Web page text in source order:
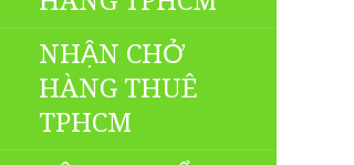
NHẬN CHỞ
HÀNG THUÊ
TPHCM